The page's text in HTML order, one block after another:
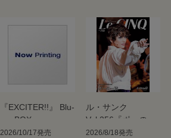
『EXCITER!!』 Blu-
ray BOX
2026/10/17発売
ル・サンク
Vol.256『ポーの一
族』＜雪組＞
2026/8/18発売